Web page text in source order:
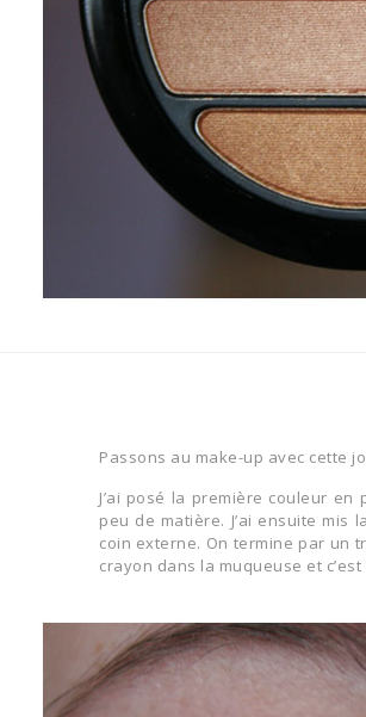
Passons au make-up avec cette
J’ai posé la première couleur
peu de matière. J’ai ensuite
coin externe. On termine par un
crayon dans la muqueuse et